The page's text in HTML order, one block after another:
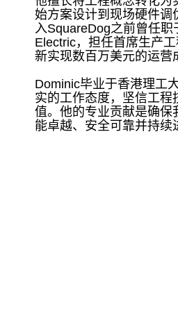
始方案设计到现场硬件调
入SquareDog之前曾任职
Electric，担任首席生产
新实现数百万美元的运营
Dominic毕业于香港理工
实的工作态度，坚信工程
值。他的专业贡献是确保
能卓越、安全可靠并持续